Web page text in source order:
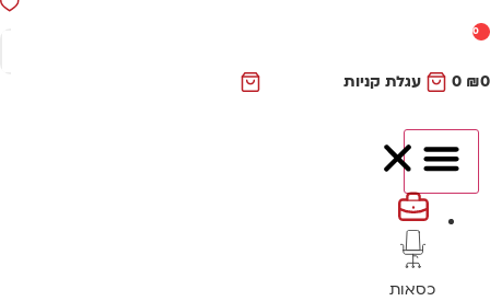
0
₪
0 עגלת קניות
כסאות